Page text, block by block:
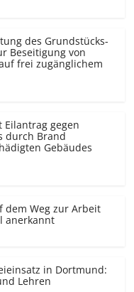
des Grundstücks­
Beseitigung von
frei zugänglichem
Eilantrag gegen
durch Brand
Gebäudes
dem Weg zur Arbeit
anerkannt
in Dortmund:
Lehren